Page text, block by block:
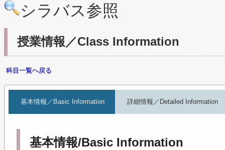
シラバス参照
授業情報／Class Information
科目一覧へ戻る
基本情報／Basic Information 詳細情報／Detailed Information
基本情報/Basic Information